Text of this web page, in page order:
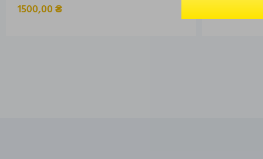
1500,00₴ 3900,00₴